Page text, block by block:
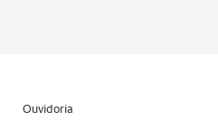
Ouvidoria